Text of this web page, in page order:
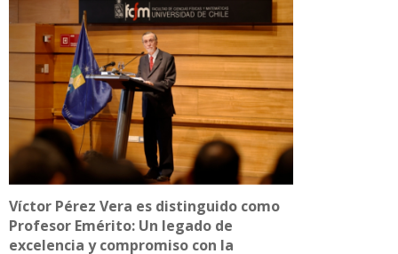
Víctor Pérez Vera es distinguido como
Profesor Emérito: Un legado de
excelencia y compromiso con la